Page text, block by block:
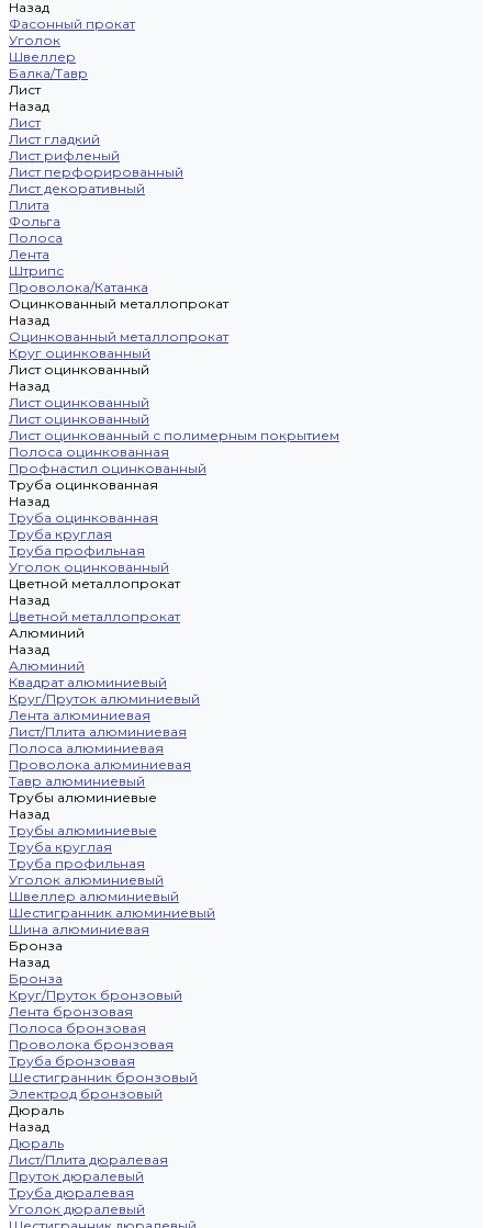
Назад
Фасонный прокат
Уголок
Швеллер
Балка/Тавр
Лист
Назад
Лист
Лист гладкий
Лист рифленый
Лист перфорированный
Лист декоративный
Плита
Фольга
Полоса
Лента
Штрипс
Проволока/Катанка
Оцинкованный металлопрокат
Назад
Оцинкованный металлопрокат
Круг оцинкованный
Лист оцинкованный
Назад
Лист оцинкованный
Лист оцинкованный
Лист оцинкованный с полимерным покрытием
Полоса оцинкованная
Профнастил оцинкованный
Труба оцинкованная
Назад
Труба оцинкованная
Труба круглая
Труба профильная
Уголок оцинкованный
Цветной металлопрокат
Назад
Цветной металлопрокат
Алюминий
Назад
Алюминий
Квадрат алюминиевый
Круг/Пруток алюминиевый
Лента алюминиевая
Лист/Плита алюминиевая
Полоса алюминиевая
Проволока алюминиевая
Тавр алюминиевый
Трубы алюминиевые
Назад
Трубы алюминиевые
Труба круглая
Труба профильная
Уголок алюминиевый
Швеллер алюминиевый
Шестигранник алюминиевый
Шина алюминиевая
Бронза
Назад
Бронза
Круг/Пруток бронзовый
Лента бронзовая
Полоса бронзовая
Проволока бронзовая
Труба бронзовая
Шестигранник бронзовый
Электрод бронзовый
Дюраль
Назад
Дюраль
Лист/Плита дюралевая
Пруток дюралевый
Труба дюралевая
Уголок дюралевый